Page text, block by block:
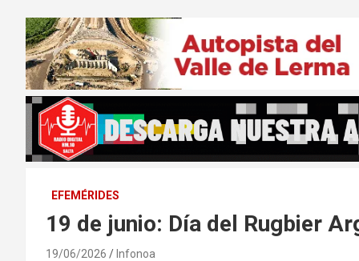
EFEMÉRIDES
19 de junio: Día del Rugbier
19/06/2026 Infonoa